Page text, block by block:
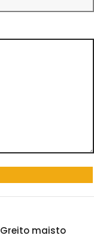
Greito maisto